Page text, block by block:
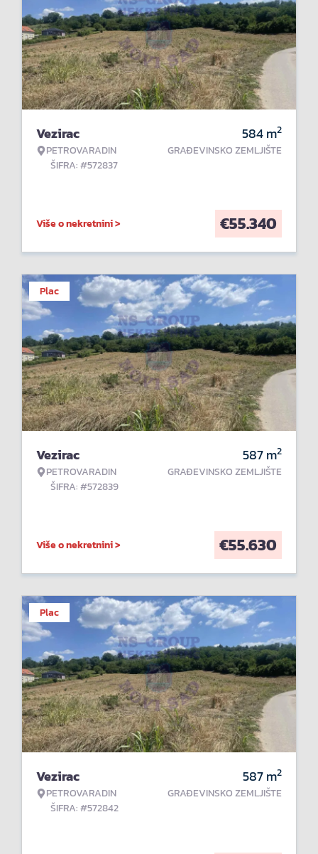
Vezirac
PETROVARADIN
ŠIFRA: #572837
584m2
GRAĐEVINSKO ZEMLJIŠTE
Više o nekretnini > €55.340
Plac
Vezirac
PETROVARADIN
ŠIFRA: #572839
587m2
GRAĐEVINSKO ZEMLJIŠTE
Više o nekretnini > €55.630
Plac
Vezirac
PETROVARADIN
ŠIFRA: #572842
587m2
GRAĐEVINSKO ZEMLJIŠTE